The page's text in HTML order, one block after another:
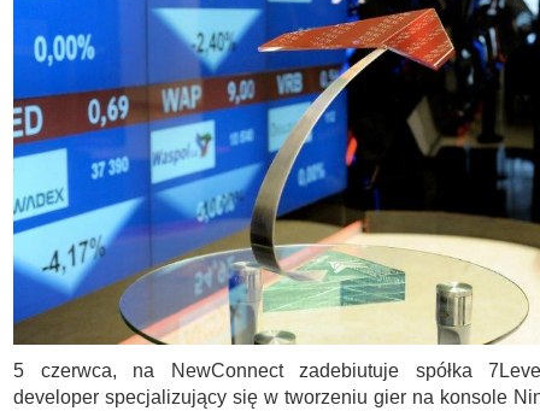
5 czerwca, na NewConnect zadebiutuje spółka
developer specjalizujący się w tworzeniu gier na konsole